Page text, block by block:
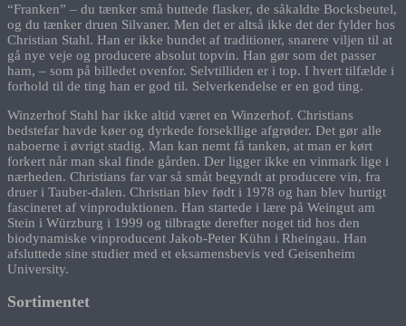
“Franken” – du tænker små buttede flasker, de såkaldte Bocksbeutel,
og du tænker druen Silvaner. Men det er altså ikke det der fylder hos
Christian Stahl. Han er ikke bundet af traditioner, snarere viljen til at
gå nye veje og producere absolut topvin. Han gør som det passer
ham, – som på billedet ovenfor. Selvtilliden er i top. I hvert tilfælde i
forhold til de ting han er god til. Selverkendelse er en god ting.
Winzerhof Stahl har ikke altid været en Winzerhof. Christians
bedstefar havde køer og dyrkede forsekllige afgrøder. Det gør alle
naboerne i øvrigt stadig. Man kan nemt få tanken, at man er kørt
forkert når man skal finde gården. Der ligger ikke en vinmark lige i
nærheden. Christians far var så småt begyndt at producere vin, fra
druer i Tauber-dalen. Christian blev født i 1978 og han blev hurtigt
fascineret af vinproduktionen. Han startede i lære på Weingut am
Stein i Würzburg i 1999 og tilbragte derefter noget tid hos den
biodynamiske vinproducent Jakob-Peter Kühn i Rheingau. Han
afsluttede sine studier med et eksamensbevis ved Geisenheim
University.
Sortimentet